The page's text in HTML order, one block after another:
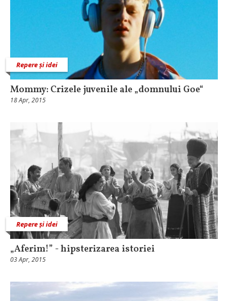
Repere și idei
Mommy: Crizele juvenile ale „domnului Goe“
18 Apr, 2015
Repere și idei
„Aferim!” - hipsterizarea istoriei
03 Apr, 2015